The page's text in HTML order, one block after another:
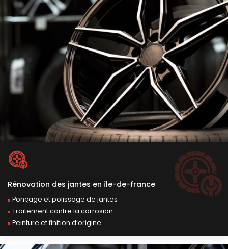
rénovation des jantes en île-de-france
Ponçage et polissage de jantes
Traitement contre la corrosion
Peinture et finition d’origine